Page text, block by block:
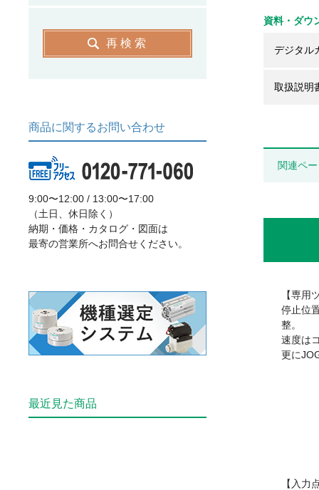
資料・ダウ
デジタル
取扱説明
関連ペ
【専用
停止位
整。
速度は
更に
【入力
再検索
商品に関するお問い合わせ
9:00〜12:00 / 13:00〜17:00
（土日、休日除く）
納期・価格・カタログ・図面は
最寄の営業所へお問合せください。
最近見た商品